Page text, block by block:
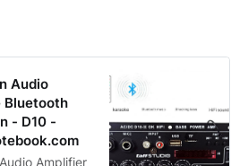
Audio
Bluetooth
- D10 -
Amplifier